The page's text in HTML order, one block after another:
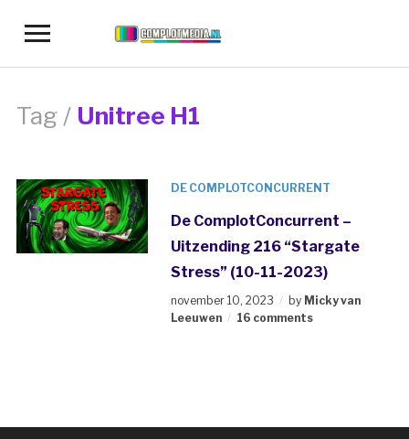
Toggle
navigation
Tag / Unitree H1
DE COMPLOTCONCURRENT
De ComplotConcurrent –
Uitzending 216 “Stargate
Stress” (10-11-2023)
november 10, 2023 by Micky van
Leeuwen
16 comments